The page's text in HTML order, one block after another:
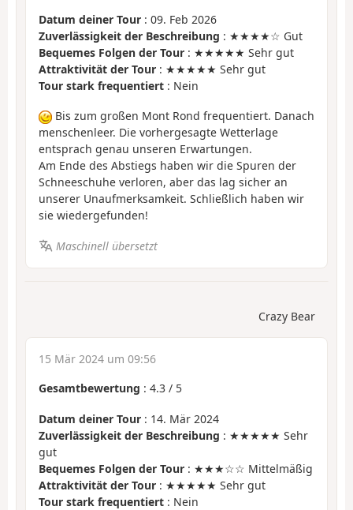
Datum deiner Tour : 09. Feb 2026
Zuverlässigkeit der Beschreibung : ★★★★☆ Gut
Bequemes Folgen der Tour : ★★★★★ Sehr gut
Attraktivität der Tour : ★★★★★ Sehr gut
Tour stark frequentiert : Nein
Bis zum großen Mont Rond frequentiert. Danach
menschenleer. Die vorhergesagte Wetterlage
entsprach genau unseren Erwartungen.
Am Ende des Abstiegs haben wir die Spuren der
Schneeschuhe verloren, aber das lag sicher an
unserer Unaufmerksamkeit. Schließlich haben wir
sie wiedergefunden!
Maschinell übersetzt
Crazy Bear
15 Mär 2024 um 09:56
Gesamtbewertung : 4.3 / 5
Datum deiner Tour : 14. Mär 2024
Zuverlässigkeit der Beschreibung : ★★★★★ Sehr
gut
Bequemes Folgen der Tour : ★★★☆☆ Mittelmäßig
Attraktivität der Tour : ★★★★★ Sehr gut
Tour stark frequentiert : Nein